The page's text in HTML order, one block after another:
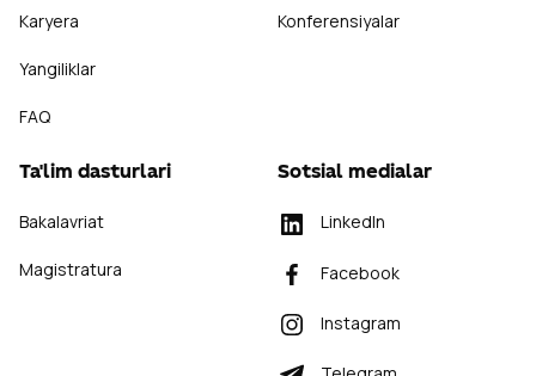
Karyera
Yangiliklar
FAQ
Konferensiyalar
Ta'lim dasturlari
Bakalavriat
Magistratura
Sotsial medialar
LinkedIn
Facebook
Instagram